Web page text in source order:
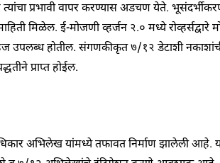
प्रभावी वापर करण्यास अडचण येते.
मिळेल. ई-मोजणी व्हर्जन २.० मध्ये
उपलब्ध होतील. संगणकीकृत ७/१२ डेटाशी
प्राप्त होईल.
अभिलेख यांमध्ये तफावत निर्माण झालेली